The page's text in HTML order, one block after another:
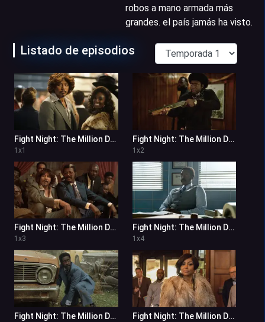
robos a mano armada más
grandes. el país jamás ha visto.
Listado de episodios
Fight Night: The Million Dollar Heist 1x1
1 x1
Fight Night: The Million Dollar Heist 1x2
1 x2
Fight Night: The Million Dollar Heist 1x3
1 x3
Fight Night: The Million Dollar Heist 1x4
1 x4
Fight Night: The Million Dollar Heist 1x5 Fight Night: The Million Dollar Heist 1x6